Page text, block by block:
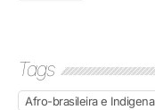
Tags
Afro-brasileira e Indigena